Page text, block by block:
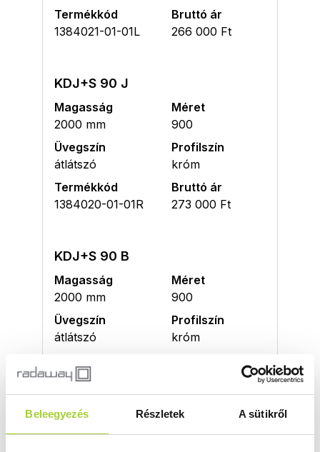
Beleegyezés Részletek A sütikről
Termékkód
1384021-01-01L
Bruttó ár
266 000 Ft
KDJ+S 90 J
Magasság
2000 mm
Méret
900
Üvegszín
átlátszó
Profilszín
króm
Termékkód
1384020-01-01R
Bruttó ár
273 000 Ft
KDJ+S 90 B
Magasság
2000 mm
Méret
900
Üvegszín
átlátszó
Profilszín
króm
1384020-01-01L